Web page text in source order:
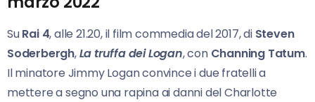
SuRai 4, alle 21.20, il film commedia del 2017, di Steven
Soderbergh,La truffa dei Logan, con Channing Tatum.
Il minatore Jimmy Logan convince i due fratelli a
mettere a segno una rapina ai danni del Charlotte